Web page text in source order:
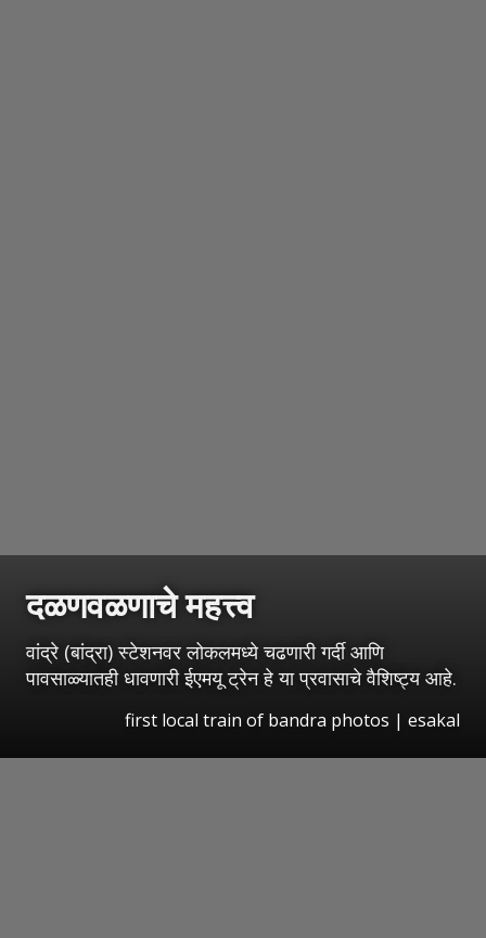
दळणवळणाचे महत्त्व
वांद्रे (बांद्रा) स्टेशनवर लोकलमध्ये चढणारी गर्दी आणि
पावसाळ्यातही धावणारी ईएमयू ट्रेन हे या प्रवासाचे वैशिष्ट्य आहे.
first local train of bandra photos | esakal